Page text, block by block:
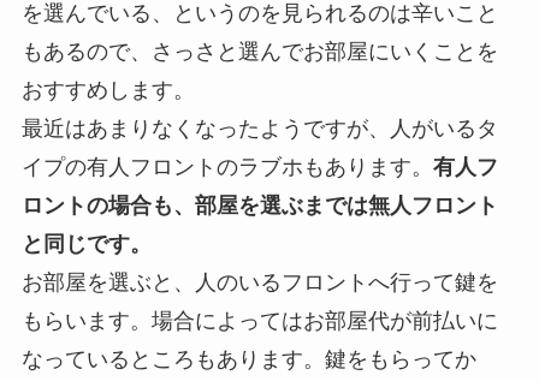
を選んでいる、というのを見られるのは辛いこと
もあるので、さっさと選んでお部屋にいくことを
おすすめします。
最近はあまりなくなったようですが、人がいるタ
イプの有人フロントのラブホもあります。 有人フ
ロントの場合も、部屋を選ぶまでは無人フロント
と同じです。
お部屋を選ぶと、人のいるフロントへ行って鍵を
もらいます。場合によってはお部屋代が前払いに
なっているところもあります。鍵をもらってか